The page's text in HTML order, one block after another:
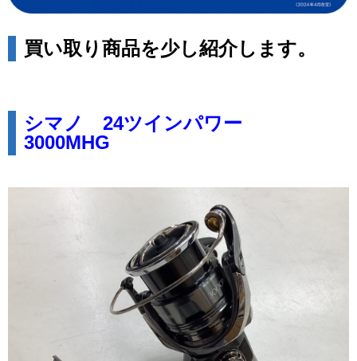
買い取り商品を少し紹介します。
シマノ 24ツインパワー
3000MHG